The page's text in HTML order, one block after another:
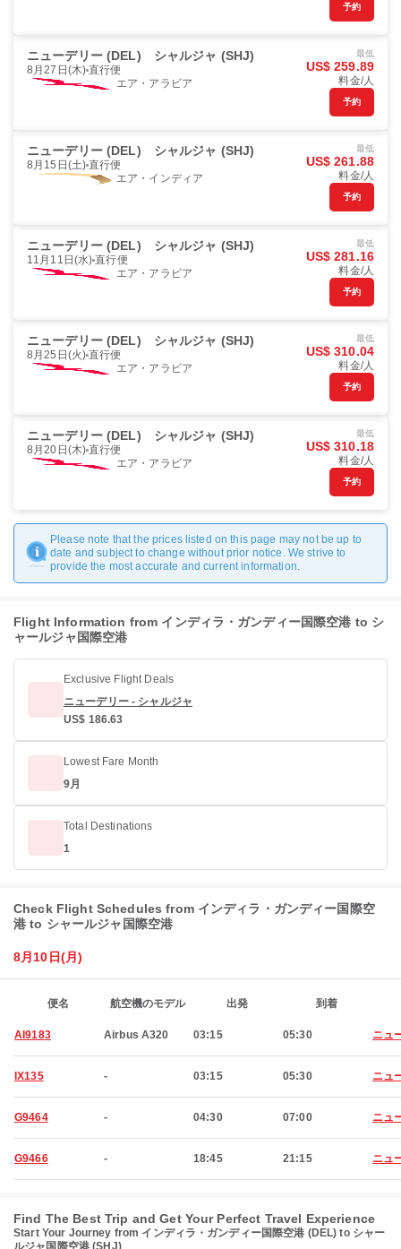
予約
ニューデリー (DEL) シャルジャ (SHJ)
8月27日(木) 直行便
エア・アラビア
最低
US$ 259.89
料金/人
予約
ニューデリー (DEL) シャルジャ (SHJ)
8月15日(土) 直行便
エア・インディア
最低
US$ 261.88
料金/人
予約
ニューデリー (DEL) シャルジャ (SHJ)
11月11日(水) 直行便
エア・アラビア
最低
US$ 281.16
料金/人
予約
ニューデリー (DEL) シャルジャ (SHJ)
8月25日(火) 直行便
エア・アラビア
最低
US$ 310.04
料金/人
予約
ニューデリー (DEL) シャルジャ (SHJ)
8月20日(木) 直行便
エア・アラビア
最低
US$ 310.18
料金/人
予約
Please note that the prices listed on this page may not be up to
date and subject to change without prior notice. We strive to
provide the most accurate and current information.
Flight Information from インディラ・ガンディー国際空港 to シ
ャールジャ国際空港
Exclusive Flight Deals
ニューデリー - シャルジャ
US$ 186.63
Lowest Fare Month
9月
Total Destinations
1
Check Flight Schedules from インディラ・ガンディー国際空
港 to シャールジャ国際空港
8月10日(月)
便名 航空機のモデル 出発 到着
AI9183 Airbus A320 03:15 05:30 ニュ
IX135 - 03:15 05:30 ニュ
G9464 - 04:30 07:00 ニュ
G9466 - 18:45 21:15 ニュ
Find The Best Trip and Get Your Perfect Travel Experience
Start Your Journey from インディラ・ガンディー国際空港 (DEL) to シャー
ルジャ国際空港 (SHJ)